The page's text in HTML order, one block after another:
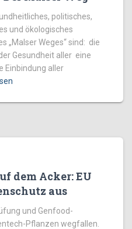
politisches,
und ökologisches
„Malser Weges“ sind: die
Gesundheit aller eine
Einbindung aller
dem Acker: EU
aus
und Genfood-
Pflanzen wegfallen.